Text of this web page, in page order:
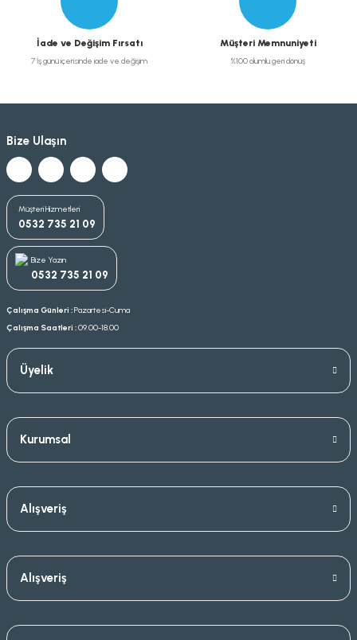
İade ve Değişim Fırsatı
7 İş günü içerisinde iade ve değişim
Müşteri Memnuniyeti
%100 olumlu geri dönüş
Bize Ulaşın
Müşteri Hizmetleri
0532 735 21 09
Bize Yazın
0532 735 21 09
Çalışma Günleri :Pazartesi-Cuma
Çalışma Saatleri :09.00-18.00
Üyelik
Kurumsal
Alışveriş
Alışveriş